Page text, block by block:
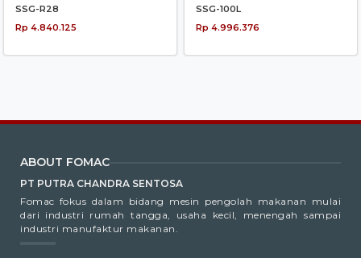
SSG-R28
Rp 4.840.125
SSG-100L
Rp 4.996.376
ABOUT FOMAC
PT PUTRA CHANDRA SENTOSA
Fomac fokus dalam bidang mesin pengolah makanan mulai
dari industri rumah tangga, usaha kecil, menengah sampai
industri manufaktur makanan.